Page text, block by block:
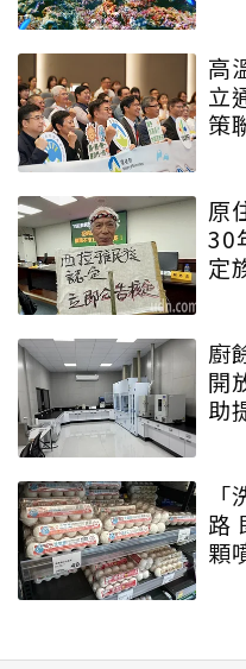
高
立
策
原
30
定
廚
開
助
路
顆